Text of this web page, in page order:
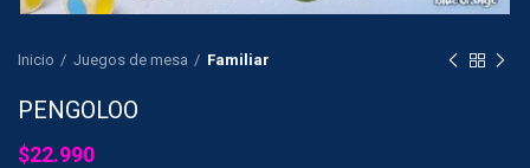
Inicio Juegos de mesa Familiar
PENGOLOO
$22.990